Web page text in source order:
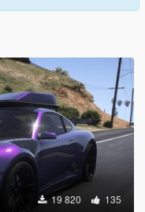
19 820 135